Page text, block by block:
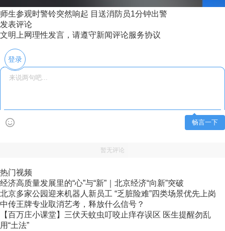
师生参观时警铃突然响起 目送消防员1分钟出警
发表评论
文明上网理性发言，请遵守新闻评论服务协议
登录
畅言一下
暂无评论
热门视频
经济高质量发展里的“心”与“新”｜北京经济“向新”突破
北京多家公园迎来机器人新员工 “乏脏险难”四类场景优先上岗
中传王牌专业取消艺考，释放什么信号？
【百万庄小课堂】三伏天蚊虫叮咬止痒存误区 医生提醒勿乱
用“土法”